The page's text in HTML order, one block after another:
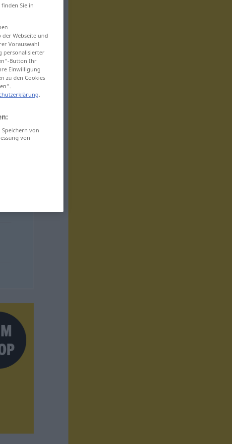
Sie in
Webseite und
Vorauswahl
personalisierter
Button Ihr
Einwilligung
zu den Cookies
.
von
von